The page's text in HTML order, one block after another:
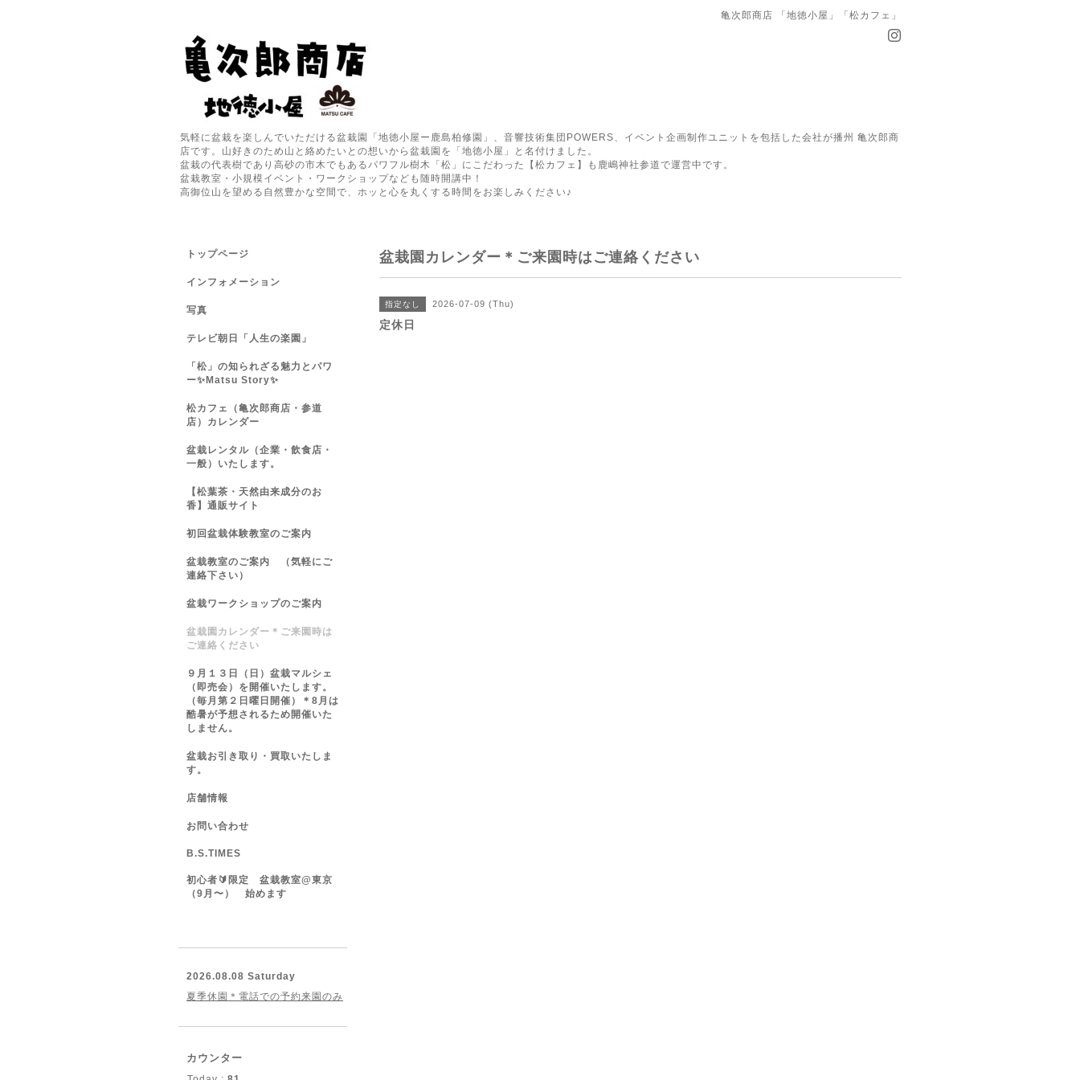
亀次郎商店 「地徳小屋」「松カフェ」
気軽に盆栽を楽しんでいただける盆栽園「地徳小屋ー鹿島柏修園」、音響技術集団POWERS、イベント企画制作ユニットを包括した会社が播州 亀次郎商
店です。山好きのため山と絡めたいとの想いから盆栽園を「地徳小屋」と名付けました。
盆栽の代表樹であり高砂の市木でもあるパワフル樹木「松」にこだわった【松カフェ】も鹿嶋神社参道で運営中です。
盆栽教室・小規模イベント・ワークショップなども随時開講中！
高御位山を望める自然豊かな空間で、ホッと心を丸くする時間をお楽しみください♪
盆栽園カレンダー＊ご来園時はご連絡ください
指定なし 2026-07-09 (Thu)
定休日
トップページ
インフォメーション
写真
テレビ朝日「人生の楽園」
「松」の知られざる魅力とパワ
ー✨Matsu Story✨
松カフェ（亀次郎商店・参道
店）カレンダー
盆栽レンタル（企業・飲食店・
一般）いたします。
【松葉茶・天然由来成分のお
香】通販サイト
初回盆栽体験教室のご案内
盆栽教室のご案内 （気軽にご
連絡下さい）
盆栽ワークショップのご案内
盆栽園カレンダー＊ご来園時は
ご連絡ください
９月１３日（日）盆栽マルシェ
（即売会）を開催いたします。
（毎月第２日曜日開催）＊8月は
酷暑が予想されるため開催いた
しません。
盆栽お引き取り・買取いたしま
す。
店舗情報
お問い合わせ
B.S.TIMES
初心者🔰限定 盆栽教室@東京
（9月〜） 始めます
2026.08.08 Saturday
夏季休園＊電話での予約来園のみ
カウンター